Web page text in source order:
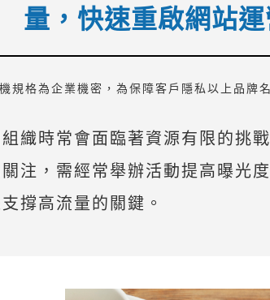
量，快速重啟網站
規格為企業機密，為保障客戶隱私以上品牌
織時常會面臨著資源有限的挑
注，需經常舉辦活動提高曝光
撐高流量的關鍵。